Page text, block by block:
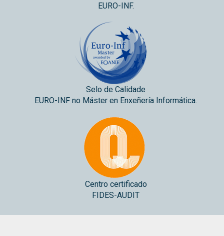
EURO-INF.
Selo de Calidade
EURO-INF no Máster en Enxeñería Informática.
Centro certificado
FIDES-AUDIT